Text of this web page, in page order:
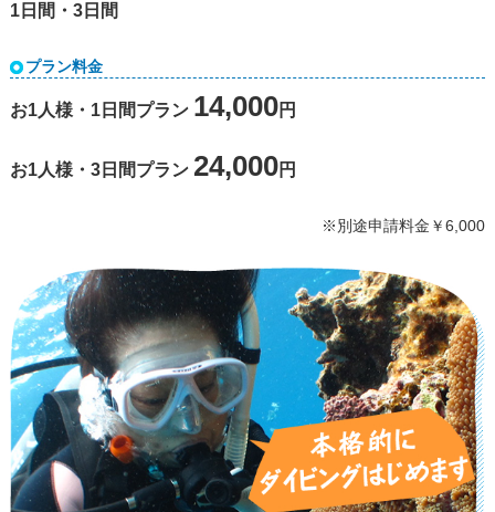
1日間・3日間
プラン料金
お1人様・1日間プラン 14,000円
お1人様・3日間プラン 24,000円
※別途申請料金￥6,000